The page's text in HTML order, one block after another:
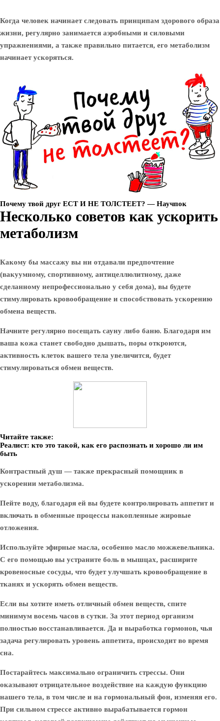
Когда человек начинает следовать принципам здорового образа
жизни, регулярно занимается аэробными и силовыми
упражнениями, а также правильно питается, его метаболизм
начинает ускоряться.
Почему твой друг ЕСТ И НЕ ТОЛСТЕЕТ? — Научпок
Несколько советов как ускорить
метаболизм
Какому бы массажу вы ни отдавали предпочтение
(вакуумному, спортивному, антицеллюлитному, даже
сделанному непрофессионально у себя дома), вы будете
стимулировать кровообращение и способствовать ускорению
обмена веществ.
Начните регулярно посещать сауну либо баню. Благодаря им
ваша кожа станет свободно дышать, поры откроются,
активность клеток вашего тела увеличится, будет
стимулироваться обмен веществ.
Читайте также:
Реалист: кто это такой, как его распознать и хорошо ли им
быть
Контрастный душ — также прекрасный помощник в
ускорении метаболизма.
Пейте воду, благодаря ей вы будете контролировать аппетит и
включать в обменные процессы накопленные жировые
отложения.
Используйте эфирные масла, особенно масло можжевельника.
С его помощью вы устраните боль в мышцах, расширите
кровеносные сосуды, что будет улучшать кровообращение в
тканях и ускорять обмен веществ.
Если вы хотите иметь отличный обмен веществ, спите
минимум восемь часов в сутки. За этот период организм
полностью восстанавливается. Да и выработка гормонов, чья
задача регулировать уровень аппетита, происходит во время
сна.
Постарайтесь максимально ограничить стрессы. Они
оказывают отрицательное воздействие на каждую функцию
нашего тела, в том числе и на гормональный фон, изменяя его.
При сильном стрессе активно вырабатывается гормон